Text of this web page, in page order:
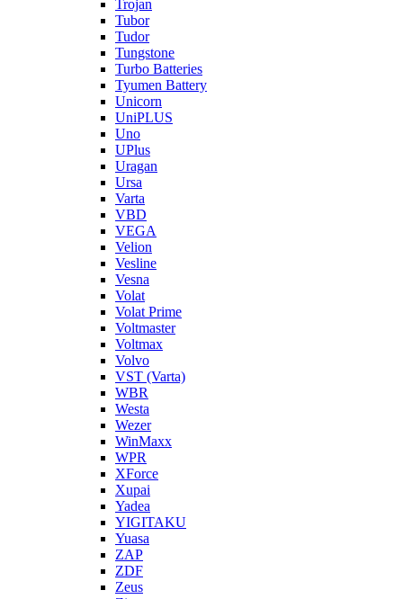
Trojan
Tubor
Tudor
Tungstone
Turbo Batteries
Tyumen Battery
Unicorn
UniPLUS
Uno
UPlus
Uragan
Ursa
Varta
VBD
VEGA
Velion
Vesline
Vesna
Volat
Volat Prime
Voltmaster
Voltmax
Volvo
VST (Varta)
WBR
Westa
Wezer
WinMaxx
WPR
XForce
Xupai
Yadea
YIGITAKU
Yuasa
ZAP
ZDF
Zeus